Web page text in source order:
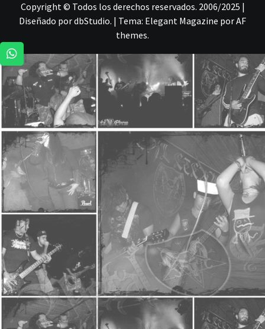
Copyright © Todos los derechos reservados. 2006/2025 |
Diseñado por dbStudio. | Tema: Elegant Magazine porAF
themes.